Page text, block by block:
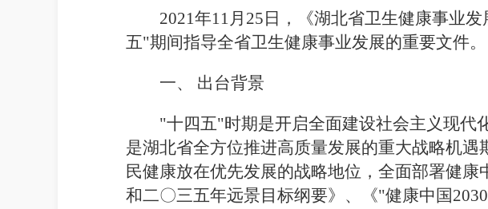
2021年11月 25 日，《湖北省卫生健康事业
五"期间指导全省卫生健康事业发展的重要文件。
一、 出台背景
"十四五"时期是开启全面建设社会主义现代
是湖北省全方位推进高质量发展的重大战略机
民健康放在优先发展的战略地位，全面部署健康
和二〇三五年远景目标纲要》、《"健康中国